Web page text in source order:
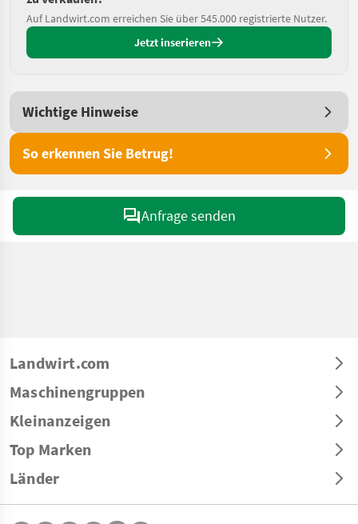
Auf Landwirt.com erreichen Sie über 545.000 registrierte Nutzer.
Jetzt inserieren
Wichtige Hinweise
So erkennen Sie Betrug!
Anfrage senden
Landwirt.com
Maschinengruppen
Kleinanzeigen
Top Marken
Länder